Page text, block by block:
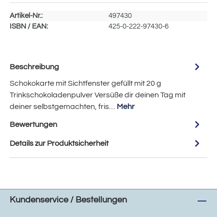
Artikel-Nr.:
497430
ISBN / EAN:
425-0-222-97430-6
Beschreibung
Schokokarte mit Sichtfenster gefüllt mit 20 g
Trinkschokoladenpulver Versüße dir deinen Tag mit
deiner selbstgemachten, fris… Mehr
Bewertungen
Details zur Produktsicherheit
Kundenservice / Bestellungen